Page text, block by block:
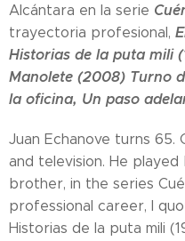
Alcántara en la serie
trayectoria profesional,
Historias de la puta mili
Manolete (2008) Turno
la oficina, Un paso
Juan Echanove turns 65.
and television. He
brother, in the series
professional career, I
Historias de la puta mili